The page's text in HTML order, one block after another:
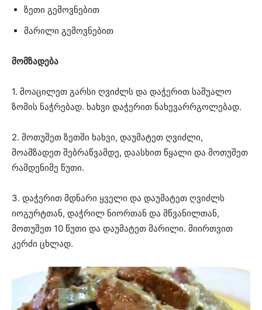
ზეთი გემოვნებით
მარილი გემოვნებით
მომზადება
1. მოაცილეთ გარსი ღვიძლს და დაჭერით საშუალო
ზომის ნაჭრებად. ხახვი დაჭერით ნახევარრგოლებად.
2. მოთუშეთ ზეთში ხახვი, დაუმატეთ ღვიძლი,
მოამზადეთ შებრაწვამდე, დაასხით წყალი და მოთუშეთ
რამდენიმე წუთი.
3. დაჭერით მდნარი ყველი და დაუმატეთ ღვიძლს
იოგურტთან, დაჭრილ ნიორთან და მწვანილთან,
მოთუშეთ 10 წუთი და დაუმატეთ მარილი. მიირთვით
კერძი ცხლად.